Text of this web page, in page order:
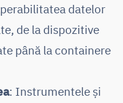
datelor
de la dispozitive
până la containere
: Instrumentele și